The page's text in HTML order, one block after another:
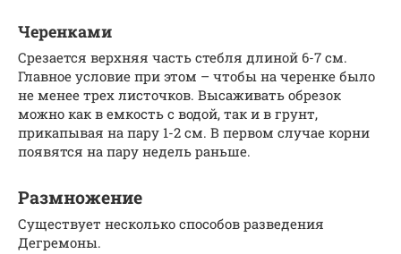
Черенками
Срезается верхняя часть стебля длиной 6-7 см.
Главное условие при этом – чтобы на черенке было
не менее трех листочков. Высаживать обрезок
можно как в емкость с водой, так и в грунт,
прикапывая на пару 1-2 см. В первом случае корни
появятся на пару недель раньше.
Размножение
Существует несколько способов разведения
Дегремоны.